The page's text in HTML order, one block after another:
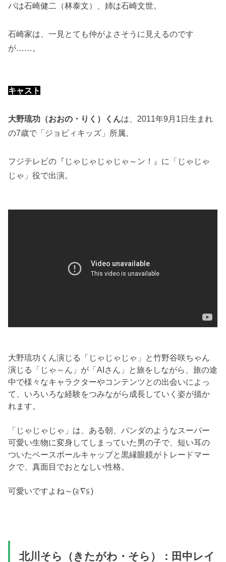
パは石崎健二（林泰文）、姉は石崎文世。
石崎家は、一見とても仲がよさそうに見えるのです
が……。
キャスト
大野琉功（おおの・りく）くんは、2011年9月1日生まれ
の7歳で「ジョビィキッズ」所属。
フジテレビの『じゃじゃじゃじゃ～ン！』に「じゃじゃ
じゃ」役で出演。
大野琉功くん演じる「じゃじゃじゃ」と竹野谷咲ちゃん
演じる「じゃ～ん」が「AIさん」と旅をしながら、旅の途
中で様々なキャラクターやコンテンツとの出会いによっ
て、いろいろな経験をつみながら成長していく姿が描か
れます。
「じゃじゃじゃ」は、ある朝、パンダのようなスーパー
可愛い生物に変身してしまっていた男の子で、短い耳の
ついたベースボールキャップと黒縁眼鏡がトレードマー
クで、真面目でおとなしい性格。
可愛いですよね～(≧∇≦)
北川そら（きたがわ・そら）：田中レイ